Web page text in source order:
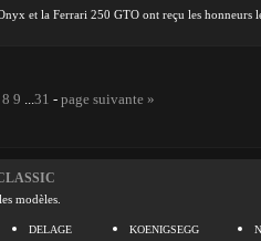
et la Ferrari 250 GTO ont reçu les honneurs
8 9 ...31 - page suivante »
modèles.
DELAGE
KOENIGSEGG